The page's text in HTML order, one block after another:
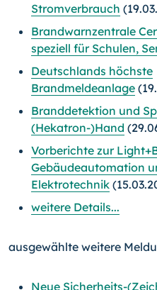
Stromverbrauch
Brandwarnzentrale
speziell für Schulen,
Deutschlands höchste
Brandmeldeanlage
Branddetektion und
(Hekatron-)Hand
Vorberichte zur
Gebäudeautomation
Elektrotechnik
weitere Details...
ausgewählte weitere
Neue Sicherheits-